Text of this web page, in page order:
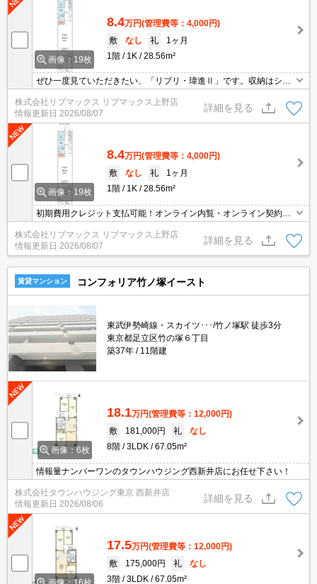
画像：19枚
8.4万円(管理費等：4,000円)
敷
なし 礼
1ヶ月
1階
1K 28.56m²
ぜひ一度見ていただきたい、「リブリ・瑋進Ⅱ」です。収納はシュ
ーズボックス・クロゼットなど豊富なので、広々と空間を利用する
ことも可能です。室内設備は洗面所独立・浴室乾燥機など豊富に揃
っており、過ごしやすいお部屋になっております。こちらのお部屋
で新しい生活を始めてみませんか。こちらは1Kの物件です。
株式会社リブマックス リブマックス上野店
情報更新日 2026/08/07
詳細を見る
画像：19枚
8.4万円(管理費等：4,000円)
敷
なし 礼
1ヶ月
1階
1K 28.56m²
初期費用クレジット支払可能！オンライン内覧・オンライン契約等
弊社に一度も来店せずとも問題ありません♪弊社ではネットに掲載さ
れている物件も全てご紹介可能になりますので気になる物件は全て
申し付けください★
株式会社リブマックス リブマックス上野店
情報更新日 2026/08/07
詳細を見る
賃貸マンション コンフォリア竹ノ塚イースト
東武伊勢崎線・スカイツ･･･/竹ノ塚駅 徒歩3分
東京都足立区竹の塚６丁目
築37年
11階建
画像：6枚
18.1万円(管理費等：12,000円)
敷
181,000円 礼
なし
8階
3LDK 67.05m²
情報量ナンバーワンのタウンハウジング西新井店にお任せ下さい！
株式会社タウンハウジング東京 西新井店
情報更新日 2026/08/06
詳細を見る
17.5万円(管理費等：12,000円)
敷
175,000円 礼
なし
3階
3LDK 67.05m²